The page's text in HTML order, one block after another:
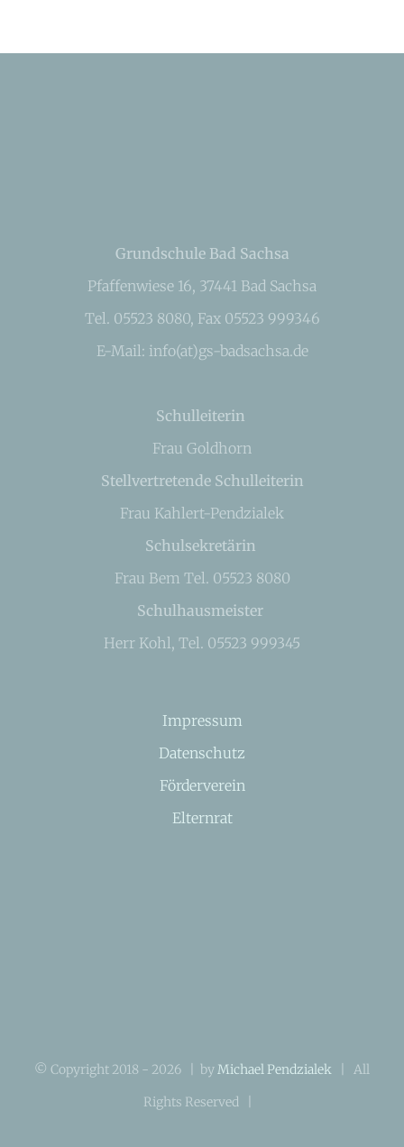
Grundschule Bad Sachsa
Pfaffenwiese 16, 37441 Bad Sachsa
Tel. 05523 8080, Fax 05523 999346
E-Mail: info(at)gs-badsachsa.de
Schulleiterin
Frau Goldhorn
Stellvertretende Schulleiterin
Frau Kahlert-Pendzialek
Schulsekretärin
Frau Bem Tel. 05523 8080
Schulhausmeister
Herr Kohl, Tel. 05523 999345
Impressum
Datenschutz
Förderverein
Elternrat
© Copyright 2018 - 2026 | byMichael Pendzialek | All
Rights Reserved |